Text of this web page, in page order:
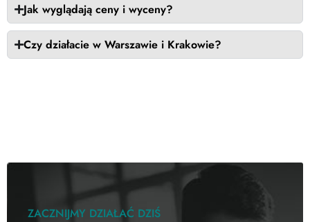
Jak wyglądają ceny i wyceny?
Czy działacie w Warszawie i Krakowie?
ZACZNIJMY DZIAŁAĆ DZIŚ